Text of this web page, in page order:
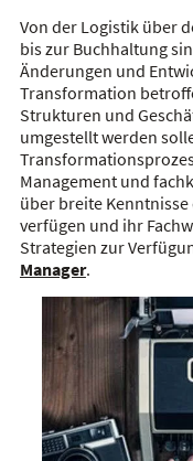
Von der Logistik über
bis zur Buchhaltung
Änderungen und
Transformation
Strukturen und
umgestellt werden
Management und
über breite
verfügen und ihr
Strategien zur
Manager.